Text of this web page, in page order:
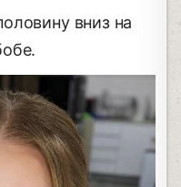
вниз на